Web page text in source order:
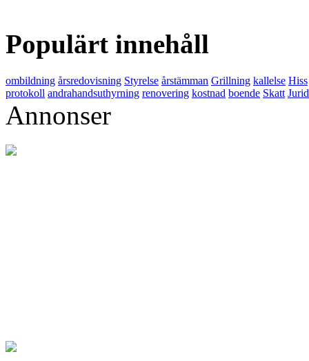
Populärt innehåll
ombildning årsredovisning Styrelse årstämman Grillning kallelse Hiss
protokoll andrahandsuthyrning renovering kostnad boende Skatt
Annonser